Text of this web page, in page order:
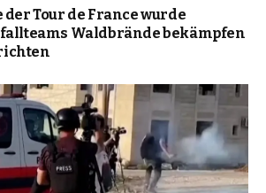
der Tour de France wurde
Waldbrände bekämpfen